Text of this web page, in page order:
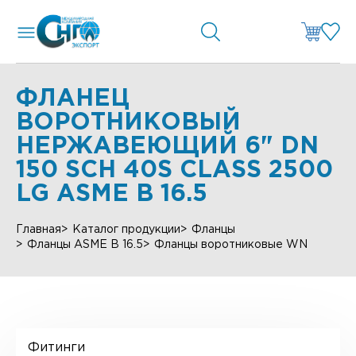
ФЛАНЕЦ
ВОРОТНИКОВЫЙ
НЕРЖАВЕЮЩИЙ 6" DN
150 SCH 40S CLASS 2500
LG ASME B 16.5
Главная Каталог продукции
Фланцы
Фланцы ASME B 16.5
Фланцы воротниковые WN
Фитинги